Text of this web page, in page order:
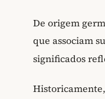
De origem
que associam
significados